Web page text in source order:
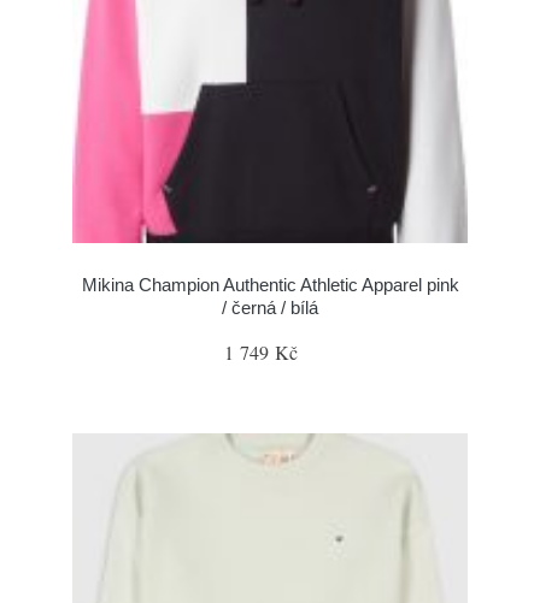
Mikina Champion Authentic Athletic Apparel pink
/ černá / bílá
1 749 Kč